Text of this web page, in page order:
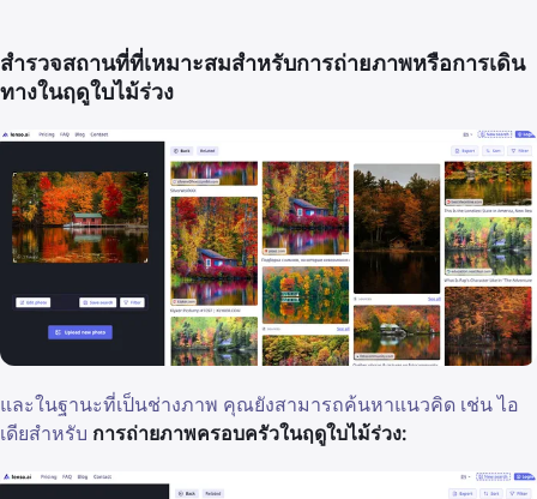
สำรวจสถานที่ที่เหมาะสมสำหรับการถ่ายภาพหรือการเดิน
ทางในฤดูใบไม้ร่วง
และในฐานะที่เป็นช่างภาพ คุณยังสามารถค้นหาแนวคิด เช่น ไอ
เดียสำหรับ การถ่ายภาพครอบครัวในฤดูใบไม้ร่วง: